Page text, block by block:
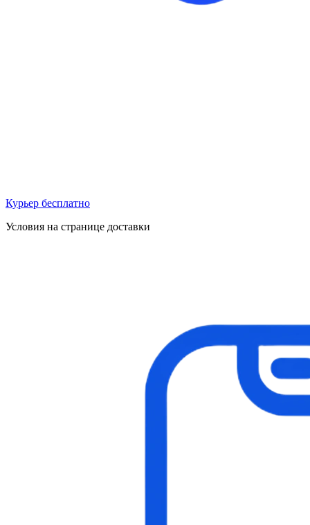
Курьер бесплатно
Условия на странице доставки